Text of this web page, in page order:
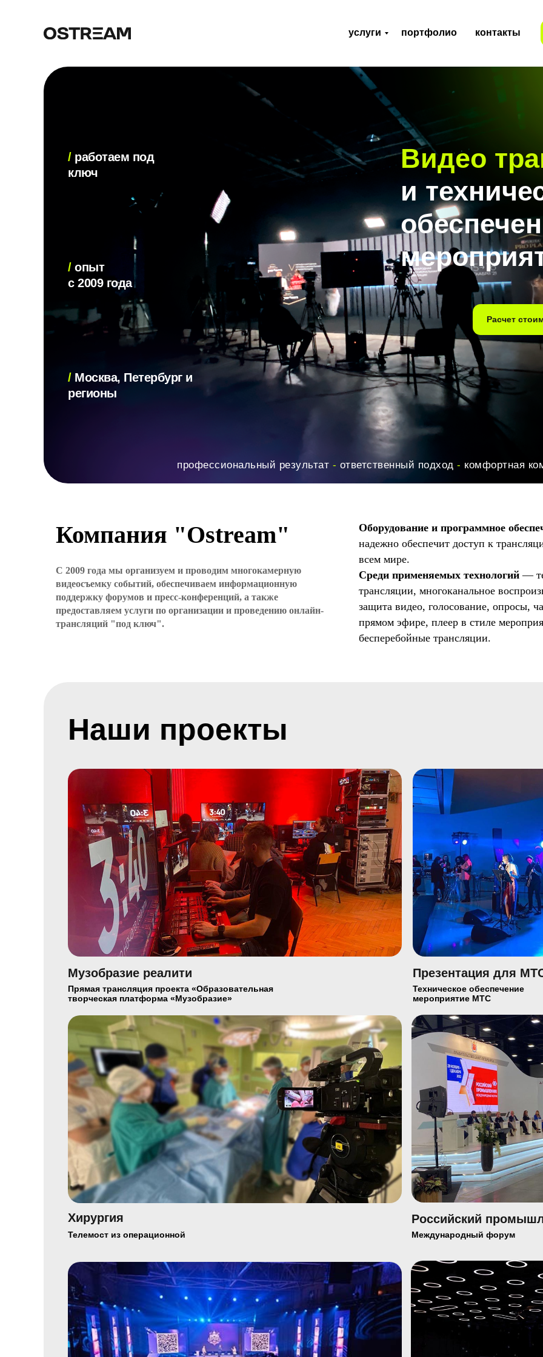
портфолио контакты
услуги
Видео-трансляции
и техническое
/Москва, Петербург и
регионы
/опыт
с 2009 года
/работаем под
ключ
профессиональный результат - ответственный подход - комфортная
Видео
и
Аренда
и
Расчет
Компания "Ostream"
С 2009 года мы организуем и проводим многокамерную
видеосъемку событий, обеспечиваем информационную
поддержку форумов и пресс-конференций, а также
предоставляем услуги по организации и проведению онлайн-
трансляций "под ключ".
Оборудование и программное
надежно обеспечит доступ к
всем мире.
Среди применяемых технологий —
трансляции, многоканальное
защита видео, голосование, опросы,
прямом эфире, плеер в стиле
бесперебойные трансляции.
Наши проекты
Музобразие реалити
Хирургия
Прямая трансляция проекта «Образовательная
творческая платформа «Музобразие»
Телемост из операционной
Презентация для
Техническое обеспечение
мероприятие МТС
Российский
Международный форум